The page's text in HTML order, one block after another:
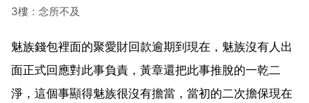
3樓：念所不及
魅族錢包裡面的聚愛財回款逾期到現在，魅族沒有人出
面正式回應對此事負責，黃章還把此事推脫的一乾二
淨，這個事顯得魅族很沒有擔當，當初的二次擔保現在